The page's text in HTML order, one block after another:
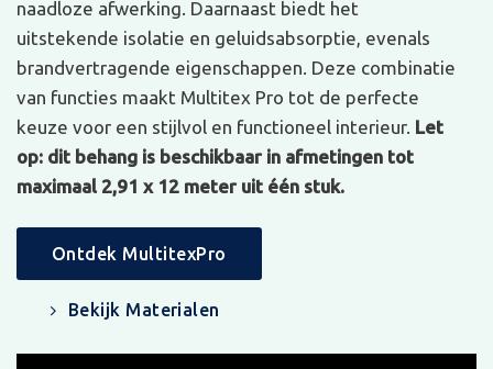
naadloze afwerking. Daarnaast biedt het
uitstekende isolatie en geluidsabsorptie, evenals
brandvertragende eigenschappen. Deze combinatie
van functies maakt Multitex Pro tot de perfecte
keuze voor een stijlvol en functioneel interieur. Let
op: dit behang is beschikbaar in afmetingen tot
maximaal 2,91 x 12 meter uit één stuk.
Ontdek MultitexPro
Bekijk Materialen